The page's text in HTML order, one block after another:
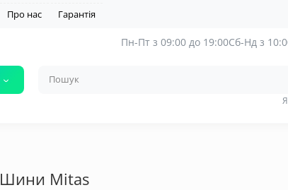
Про нас Гарантія
Пн-Пт з 09:00 до 19:00Сб-Нд з
Шини Mitas